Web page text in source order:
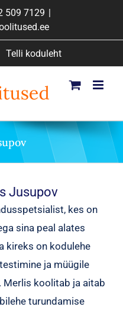
509 7129 |
Telli koduleht
Jusupov
kes on
sina peal alates
kireks on kodulehe
ja müügile
Merlis koolitab ja aitab
turundamise